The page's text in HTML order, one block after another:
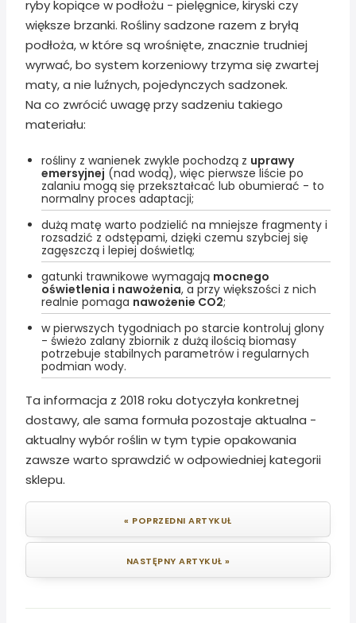
ryby kopiące w podłożu - pielęgnice, kiryski czy
większe brzanki. Rośliny sadzone razem z bryłą
podłoża, w które są wrośnięte, znacznie trudniej
wyrwać, bo system korzeniowy trzyma się zwartej
maty, a nie luźnych, pojedynczych sadzonek.
Na co zwrócić uwagę przy sadzeniu takiego
materiału:
rośliny z wanienek zwykle pochodzą z uprawy
emersyjnej (nad wodą), więc pierwsze liście po
zalaniu mogą się przekształcać lub obumierać - to
normalny proces adaptacji;
dużą matę warto podzielić na mniejsze fragmenty i
rozsadzić z odstępami, dzięki czemu szybciej się
zagęszczą i lepiej doświetlą;
gatunki trawnikowe wymagają mocnego
oświetlenia i nawożenia, a przy większości z nich
realnie pomaga nawożenie CO2;
w pierwszych tygodniach po starcie kontroluj glony
- świeżo zalany zbiornik z dużą ilością biomasy
potrzebuje stabilnych parametrów i regularnych
podmian wody.
Ta informacja z 2018 roku dotyczyła konkretnej
dostawy, ale sama formuła pozostaje aktualna -
aktualny wybór roślin w tym typie opakowania
zawsze warto sprawdzić w odpowiedniej kategorii
sklepu.
« POPRZEDNI ARTYKUŁ
NASTĘPNY ARTYKUŁ »